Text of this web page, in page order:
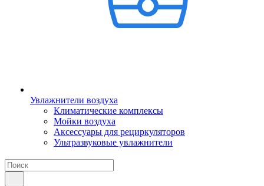
Увлажнители воздуха
Климатические комплексы
Мойки воздуха
Аксессуары для рециркуляторов
Ультразвуковые увлажнители